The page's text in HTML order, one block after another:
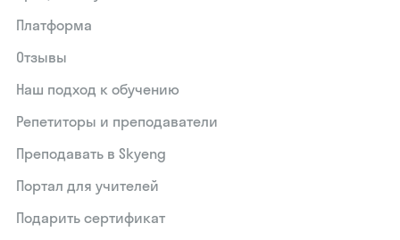
Платформа
Отзывы
Наш подход к обучению
Репетиторы и преподаватели
Преподавать в Skyeng
Портал для учителей
Подарить сертификат